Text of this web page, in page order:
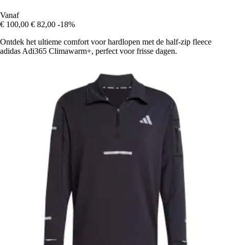
Vanaf
€ 100,00 € 82,00 -18%
Ontdek het ultieme comfort voor hardlopen met de half-zip fleece
adidas Adi365 Climawarm+, perfect voor frisse dagen.